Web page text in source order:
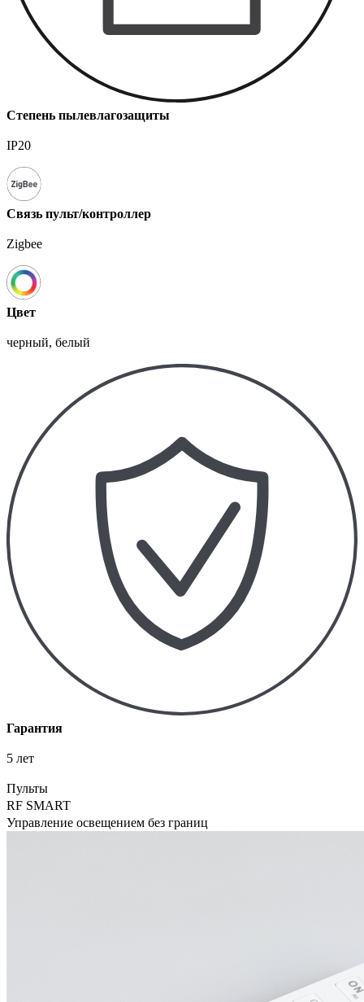
Степень пылевлагозащиты
IP20
Связь пульт/контроллер
Zigbee
Цвет
черный, белый
Гарантия
5 лет
Пульты
RF SMART
Управление освещением без границ